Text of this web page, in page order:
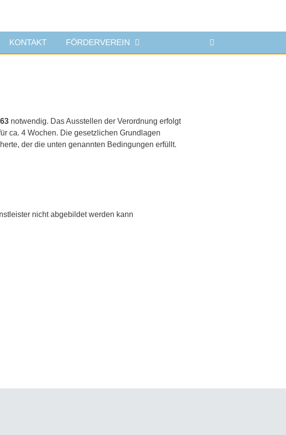
KONTAKT FÖRDERVEREIN
notwendig. Das Ausstellen der Verordnung erfolgt
ca. 4 Wochen. Die gesetzlichen Grundlagen
der die unten genannten Bedingungen erfüllt.
nicht abgebildet werden kann